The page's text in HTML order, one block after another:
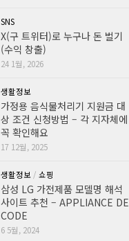
SNS
X(구 트위터)로 누구나 돈 벌기
(수익 창출)
24 1월, 2026
생활정보
가정용 음식물처리기 지원금 대
상 조건 신청방법 – 각 지자체에
꼭 확인해요
17 12월, 2025
생활정보 / 쇼핑
삼성 LG 가전제품 모델명 해석
사이트 추천 – APPLIANCE DE
CODE
6 5월, 2024